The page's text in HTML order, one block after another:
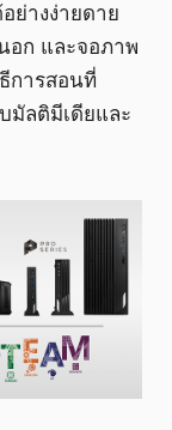
ย่างง่ายดาย
อก และจอภาพ
การสอนที่
มัลติมีเดียและ